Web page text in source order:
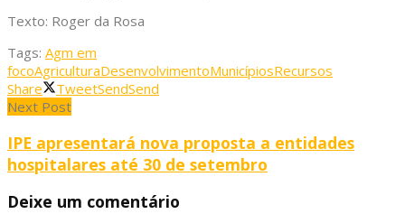
Texto: Roger da Rosa
Tags: Agm em
focoAgriculturaDesenvolvimentoMunicípiosRecursos
Share
TweetSendSend
Next Post
IPE apresentará nova proposta a entidades
hospitalares até 30 de setembro
Deixe um comentário